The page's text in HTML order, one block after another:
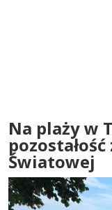
Na plaży w
Światowej